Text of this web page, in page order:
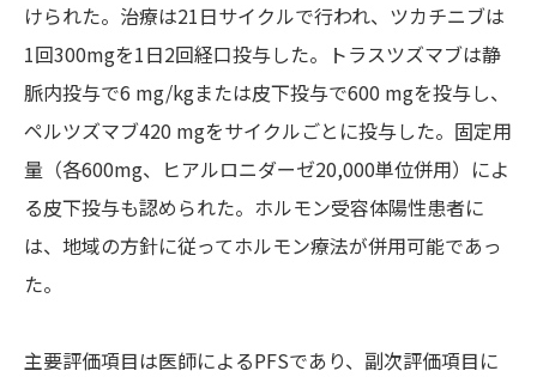
けられた。治療は21日サイクルで行われ、ツカチニブは
1回300mgを1日2回経口投与した。トラスツズマブは静
脈内投与で6 mg/kgまたは皮下投与で600 mgを投与し、
ペルツズマブ420 mgをサイクルごとに投与した。固定用
量（各600mg、ヒアルロニダーゼ20,000単位併用）によ
る皮下投与も認められた。ホルモン受容体陽性患者に
は、地域の方針に従ってホルモン療法が併用可能であっ
た。
主要評価項目は医師によるPFSであり、副次評価項目に